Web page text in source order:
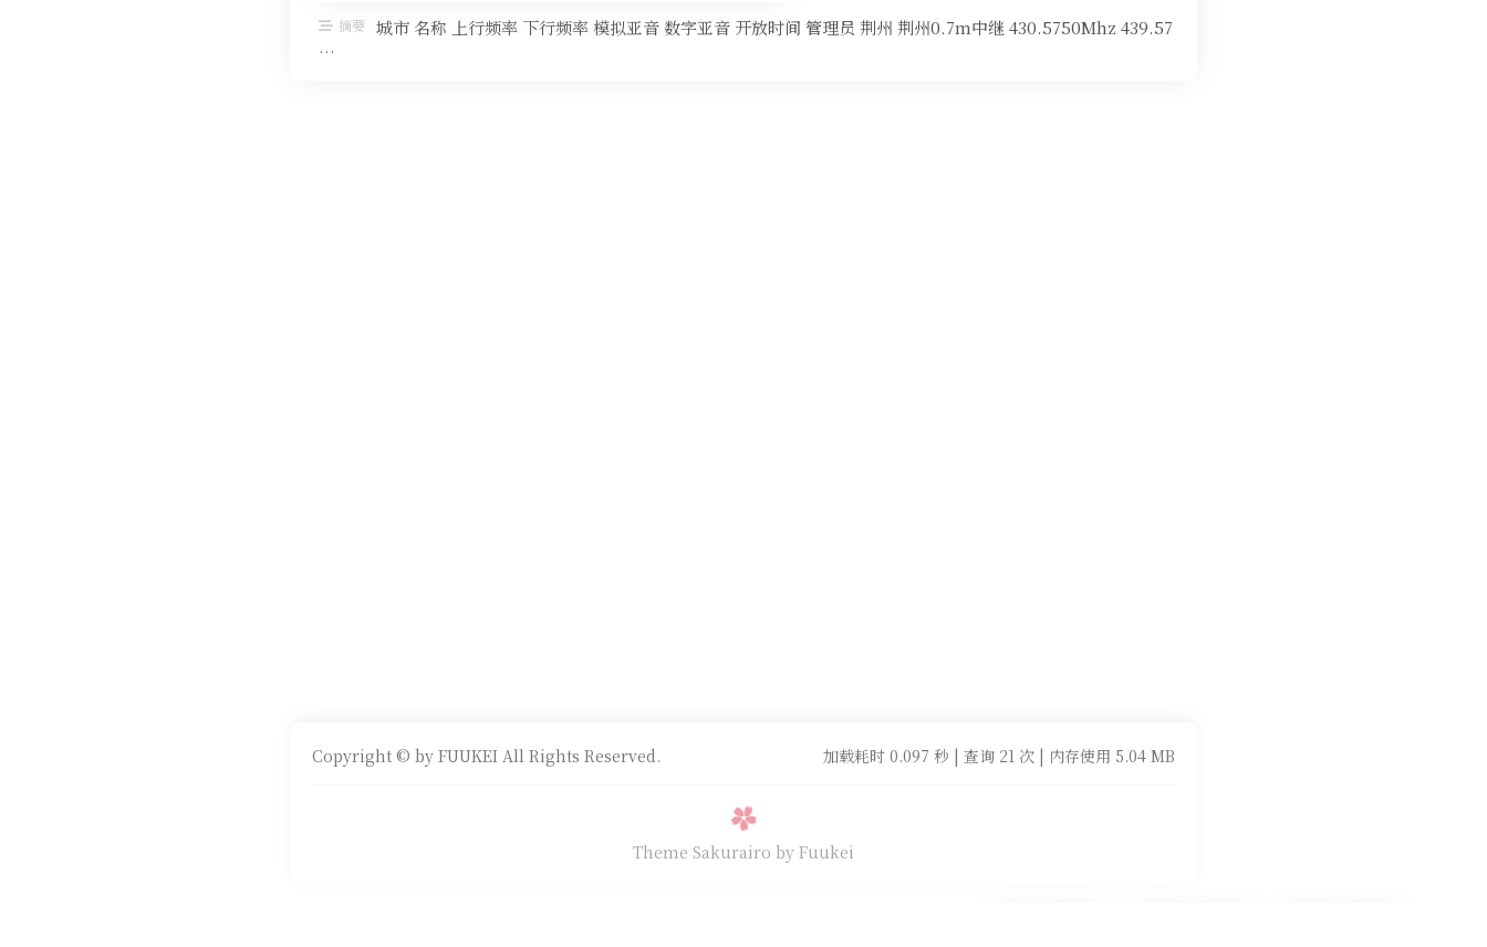
摘要
城市 名称 上行频率 下行频率 模拟亚音 数字亚音 开放时间 管理员 荆州 荆州0.7m中继 430.5750Mhz 439.57
…
Copyright © by FUUKEI All Rights Reserved. 加载耗时 0.097 秒 | 查询 21 次 | 内存使用 5.04 MB
Theme Sakurairo by Fuukei